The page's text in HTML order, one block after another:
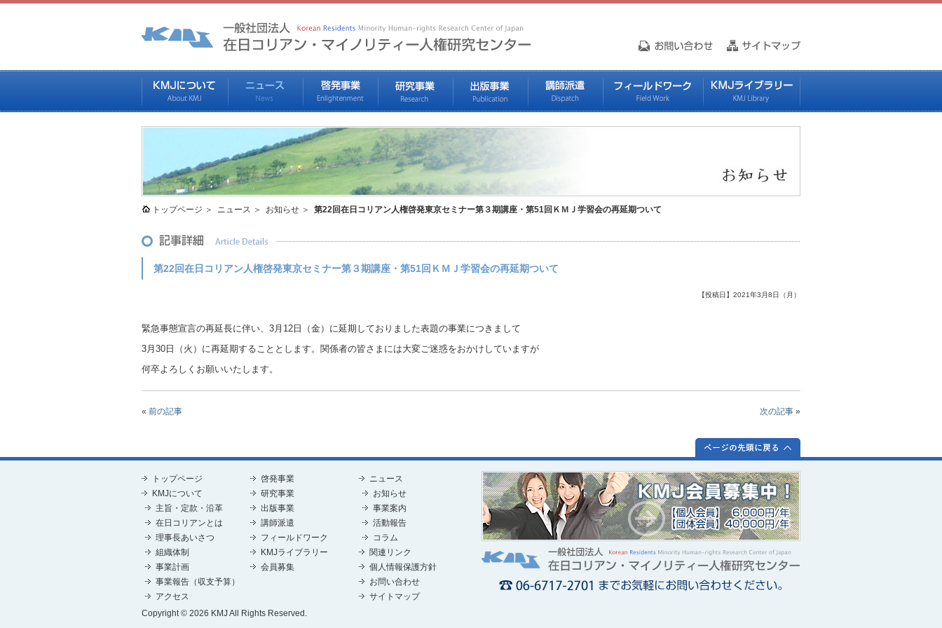
トップページ ニュース お知らせ 第22回在日コリアン人権啓発東京セミナー第３期講座・第51回ＫＭＪ学習会の再延期ついて
第22回在日コリアン人権啓発東京セミナー第３期講座・第51回ＫＭＪ学習会の再延期ついて
【投稿日】2021年3月8日（月）
緊急事態宣言の再延長に伴い、3月12日（金）に延期しておりました表題の事業につきまして
3月30日（火）に再延期することとします。関係者の皆さまには大変ご迷惑をおかけしていますが
何卒よろしくお願いいたします。
« 前の記事 次の記事 »
トップページ
KMJについて
主旨・定款・沿革
在日コリアンとは
理事長あいさつ
組織体制
事業計画
事業報告（収支予算）
アクセス
啓発事業
研究事業
出版事業
講師派遣
フィールドワーク
KMJライブラリー
会員募集
ニュース
お知らせ
事業案内
活動報告
コラム
関連リンク
個人情報保護方針
お問い合わせ
サイトマップ
Copyright © 2026 KMJ All Rights Reserved.